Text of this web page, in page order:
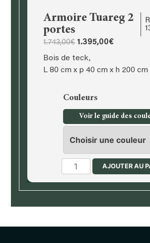
Armoire Tuareg 2
portes
1.743,00€ Le
prix
initial
1.395,00€Le
actuel
Bois de teck,
L 80 cm x p 40 cm x h 200 cm
Couleurs
Voir le guide des
quantité
de
AJOUTER AU